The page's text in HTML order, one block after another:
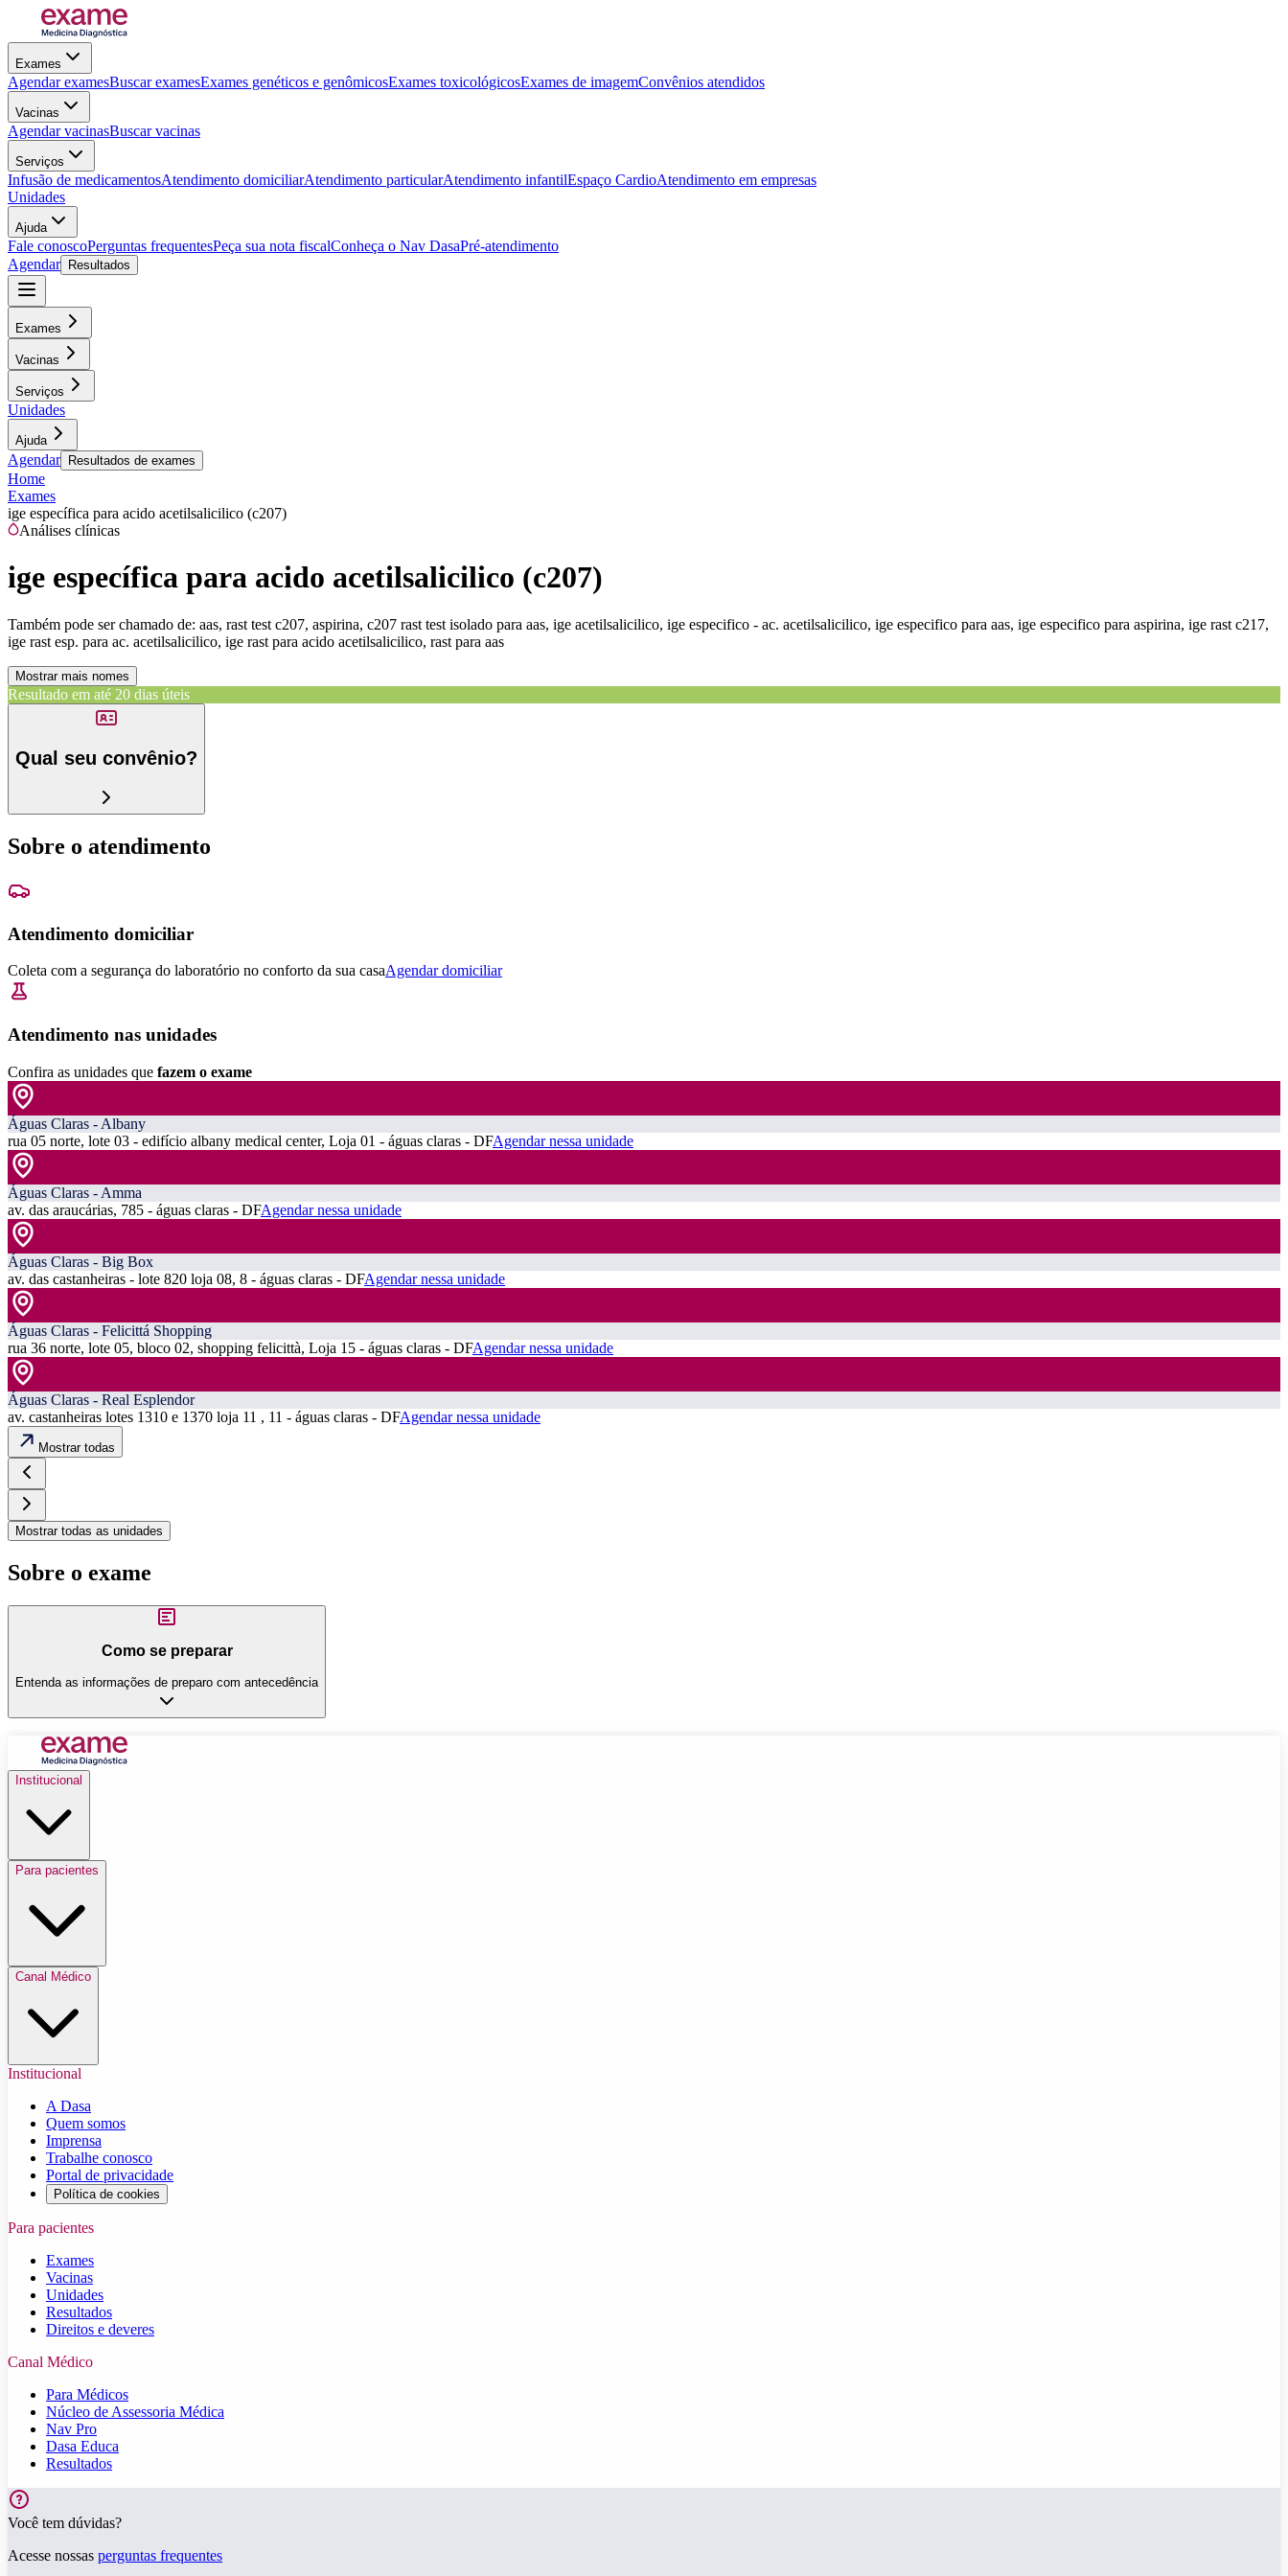
Exames
Agendar examesBuscar examesExames genéticos e genômicosExames toxicológicosExames de imagemConvênios atendidos
Vacinas
Agendar vacinasBuscar vacinas
Serviços
Infusão de medicamentosAtendimento domiciliarAtendimento particularAtendimento infantilEspaço CardioAtendimento em empresas
Unidades
Ajuda
Fale conoscoPerguntas frequentesPeça sua nota fiscalConheça o Nav DasaPré-atendimento
Agendar
Resultados
Exames
Vacinas
Serviços
Unidades
Ajuda
Agendar Resultados de exames
Home
Exames
ige específica para acido acetilsalicilico (c207)
Análises clínicas
ige específica para acido acetilsalicilico (c207)
Também pode ser chamado de: aas, rast test c207, aspirina, c207 rast test isolado para aas, ige acetilsalicilico, ige especifico - ac. acetilsalicilico, ige especifico para aas, ige especifico para aspirina, ige rast c217,
ige rast esp. para ac. acetilsalicilico, ige rast para acido acetilsalicilico, rast para aas
Mostrar mais nomes
Resultado em até 20 dias úteis
Qual seu convênio?
Sobre o atendimento
Atendimento domiciliar
Coleta com a segurança do laboratório no conforto da sua casaAgendar domiciliar
Atendimento nas unidades
Confira as unidades que fazem o exame
Águas Claras - Albany
rua 05 norte, lote 03 - edifício albany medical center, Loja 01 - águas claras - DFAgendar nessa unidade
Águas Claras - Amma
av. das araucárias, 785 - águas claras - DFAgendar nessa unidade
Águas Claras - Big Box
av. das castanheiras - lote 820 loja 08, 8 - águas claras - DFAgendar nessa unidade
Águas Claras - Felicittá Shopping
rua 36 norte, lote 05, bloco 02, shopping felicittà, Loja 15 - águas claras - DFAgendar nessa unidade
Águas Claras - Real Esplendor
av. castanheiras lotes 1310 e 1370 loja 11 , 11 - águas claras - DFAgendar nessa unidade
Mostrar todas
Mostrar todas as unidades
Sobre o exame
Como se preparar
Entenda as informações de preparo com antecedência
Institucional
Para pacientes
Canal Médico
Institucional
A Dasa
Quem somos
Imprensa
Trabalhe conosco
Portal de privacidade
Política de cookies
Para pacientes
Exames
Vacinas
Unidades
Resultados
Direitos e deveres
Canal Médico
Para Médicos
Núcleo de Assessoria Médica
Nav Pro
Dasa Educa
Resultados
Você tem dúvidas?
Acesse nossas perguntas frequentes